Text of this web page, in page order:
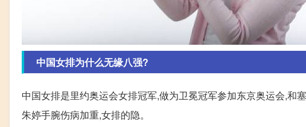
中国女排为什么无缘八强?
中国女排是里约奥运会女排冠军,做为卫冕冠军参加东京奥运会,
朱婷手腕伤病加重,女排的隐。